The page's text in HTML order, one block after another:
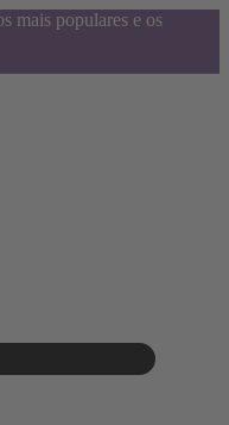
mais populares e os